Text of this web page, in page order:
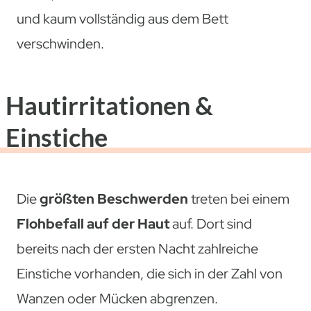
und kaum vollständig aus dem Bett
verschwinden.
Hautirritationen &
Einstiche
Diegrößten Beschwerdentreten bei einem
Flohbefall auf der Hautauf. Dort sind
bereits nach der ersten Nacht zahlreiche
Einstiche vorhanden, die sich in der Zahl von
Wanzen oder Mücken abgrenzen.